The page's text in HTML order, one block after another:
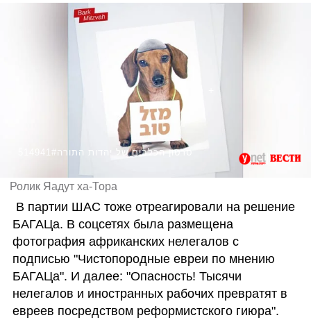
514941#סרטון הכלבים של יהדות התורה
Ролик Яадут ха-Тора
БАГАЦа. В соцсетях была размещена
фотография африканских нелегалов с
подписью "Чистопородные евреи по мнению
БАГАЦа". И далее: "Опасность! Тысячи
нелегалов и иностранных рабочих превратят в
евреев посредством реформистского гиюра".